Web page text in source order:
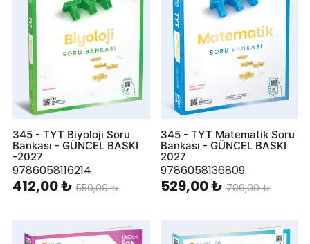
345 - TYT Biyoloji Soru
Bankası - GÜNCEL BASKI
-2027
9786058116214
412,00 ₺ 550,00 ₺
345 - TYT Matematik Soru
Bankası - GÜNCEL BASKI
2027
9786058136809
529,00 ₺ 706,00 ₺